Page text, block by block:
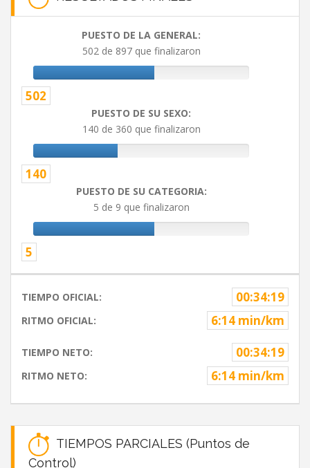
PUESTO DE LA GENERAL:
502 de 897 que finalizaron
502
PUESTO DE SU SEXO:
140 de 360 que finalizaron
140
PUESTO DE SU CATEGORIA:
5 de 9 que finalizaron
5
TIEMPO OFICIAL: 00:34:19
RITMO OFICIAL: 6:14 min/km
TIEMPO NETO: 00:34:19
RITMO NETO: 6:14 min/km
TIEMPOS PARCIALES (Puntos de
Control)